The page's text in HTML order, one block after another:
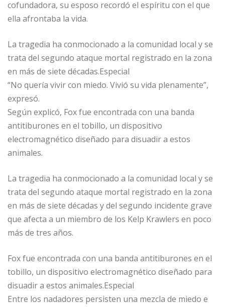
cofundadora, su esposo recordó el espíritu con el que
ella afrontaba la vida.
La tragedia ha conmocionado a la comunidad local y se
trata del segundo ataque mortal registrado en la zona
en más de siete décadas.Especial
“No quería vivir con miedo. Vivió su vida plenamente”,
expresó.
Según explicó, Fox fue encontrada con una banda
antitiburones en el tobillo, un dispositivo
electromagnético diseñado para disuadir a estos
animales.
La tragedia ha conmocionado a la comunidad local y se
trata del segundo ataque mortal registrado en la zona
en más de siete décadas y del segundo incidente grave
que afecta a un miembro de los Kelp Krawlers en poco
más de tres años.
Fox fue encontrada con una banda antitiburones en el
tobillo, un dispositivo electromagnético diseñado para
disuadir a estos animales.Especial
Entre los nadadores persisten una mezcla de miedo e